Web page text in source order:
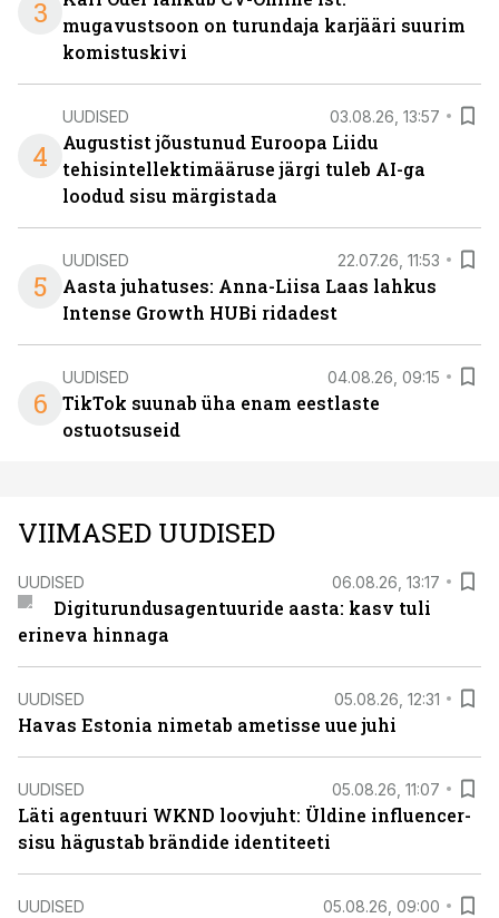
3
mugavustsoon on turundaja karjääri suurim
komistuskivi
4
UUDISED 03.08.26, 13:57
Augustist jõustunud Euroopa Liidu
tehisintellektimääruse järgi tuleb AI-ga
loodud sisu märgistada
5
UUDISED 22.07.26, 11:53
Aasta juhatuses: Anna-Liisa Laas lahkus
Intense Growth HUBi ridadest
6
UUDISED 04.08.26, 09:15
TikTok suunab üha enam eestlaste
ostuotsuseid
VIIMASED UUDISED
UUDISED 06.08.26, 13:17
Digiturundusagentuuride aasta: kasv tuli
erineva hinnaga
UUDISED 05.08.26, 12:31
Havas Estonia nimetab ametisse uue juhi
UUDISED 05.08.26, 11:07
Läti agentuuri WKND loovjuht: Üldine influencer-
sisu hägustab brändide identiteeti
UUDISED 05.08.26, 09:00